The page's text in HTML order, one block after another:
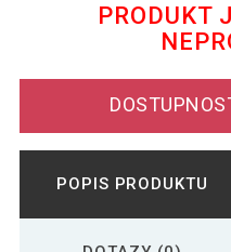
PRODUKT
POPIS PRODUKTU